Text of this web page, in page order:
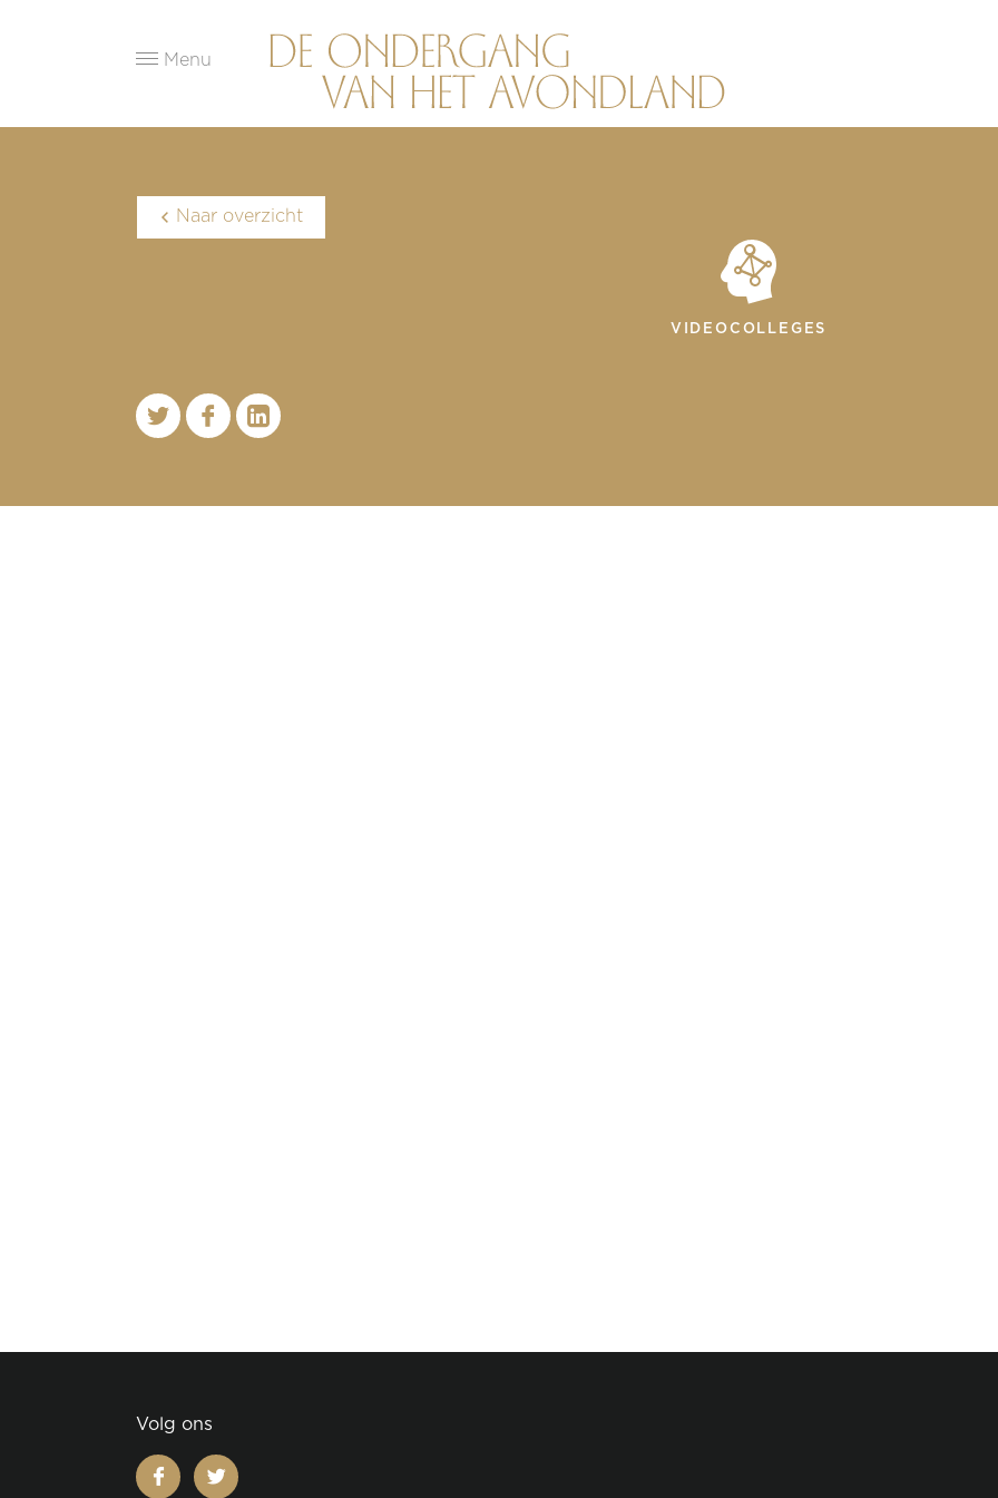
Menu
Naar overzicht
VIDEOCOLLEGES
Volg ons
facebooktwitter